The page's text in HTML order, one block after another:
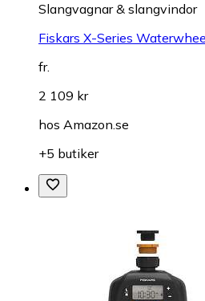
Slangvagnar & slangvindor
Fiskars X-Series
fr.
2 109 kr
hos Amazon.se
+5 butiker